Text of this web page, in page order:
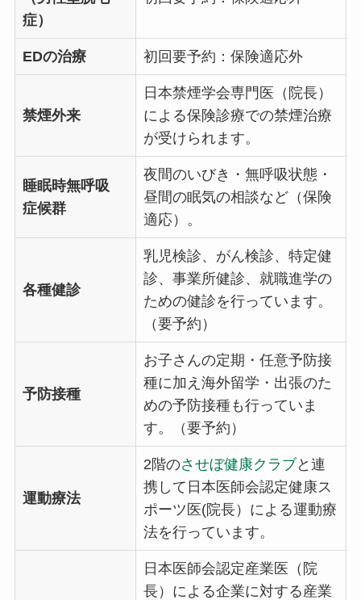
症）
EDの治療 初回要予約：保険適応外
禁煙外来
日本禁煙学会専門医（院長）
による保険診療での禁煙治療
が受けられます。
睡眠時無呼吸
症候群
夜間のいびき・無呼吸状態・
昼間の眠気の相談など（保険
適応）。
各種健診
乳児検診、がん検診、特定健
診、事業所健診、就職進学の
ための健診を行っています。
（要予約）
予防接種
お子さんの定期・任意予防接
種に加え海外留学・出張のた
めの予防接種も行っていま
す。（要予約）
運動療法
2階のさせぼ健康クラブと連
携して日本医師会認定健康ス
ポーツ医(院長）による運動療
法を行っています。
日本医師会認定産業医（院
長）による企業に対する産業